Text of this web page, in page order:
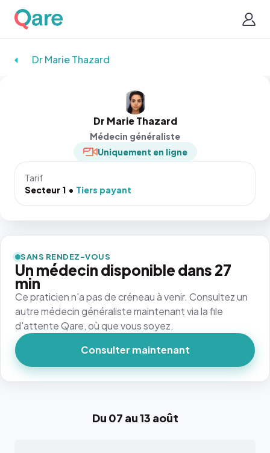
Dr Marie Thazard
Dr Marie Thazard
Médecin généraliste
Uniquement en ligne
Tarif
Secteur 1
Tiers payant
Du 07 au 13 août
SANS RENDEZ-VOUS
Un médecin disponible dans 27
min
Ce praticien n'a pas de créneau à venir. Consultez un
autre médecin généraliste maintenant via la file
d'attente Qare, où que vous soyez.
Consulter maintenant